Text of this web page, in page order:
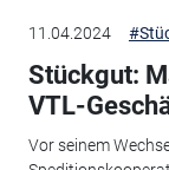
11.04.2024
Stückgut:
VTL-
Vor seinem